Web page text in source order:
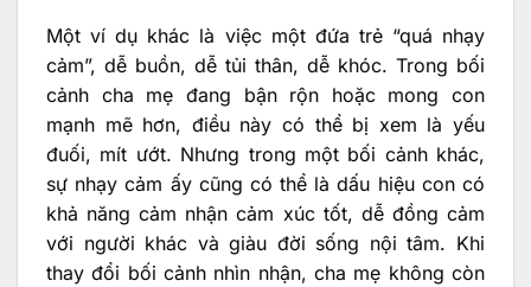
Một ví dụ khác là việc một đứa trẻ “quá nhạy
cảm”, dễ buồn, dễ tủi thân, dễ khóc. Trong bối
cảnh cha mẹ đang bận rộn hoặc mong con
mạnh mẽ hơn, điều này có thể bị xem là yếu
đuối, mít ướt. Nhưng trong một bối cảnh khác,
sự nhạy cảm ấy cũng có thể là dấu hiệu con có
khả năng cảm nhận cảm xúc tốt, dễ đồng cảm
với người khác và giàu đời sống nội tâm. Khi
thay đổi bối cảnh nhìn nhận, cha mẹ không còn